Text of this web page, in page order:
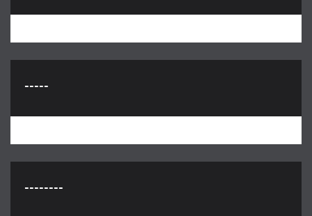
-----
--------